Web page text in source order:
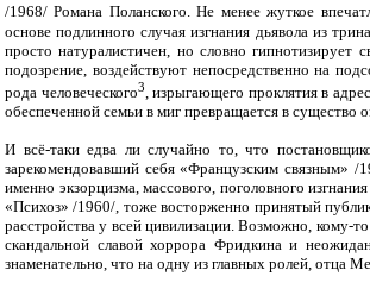
/1968/ Романа Поланского. Не менее жуткое
основе подлинного случая изгнания дьявола из
просто натуралистичен, но словно гипнотизирует
подозрение, воздействуют непосредственно на
рода человеческого3, изрыгающего проклятия в
обеспеченной семьи в миг превращается в существо
И всё-таки едва ли случайно то, что
зарекомендовавший себя «Французским связным»
именно экзорцизма, массового, поголовного
«Психоз» /1960/, тоже восторженно принятый
расстройства у всей цивилизации. Возможно, кому-
скандальной славой хоррора Фридкина и
знаменательно, что на одну из главных ролей, отца